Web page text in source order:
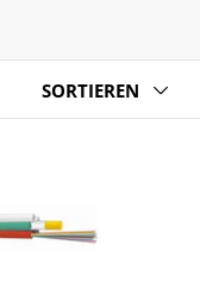
SORTIEREN